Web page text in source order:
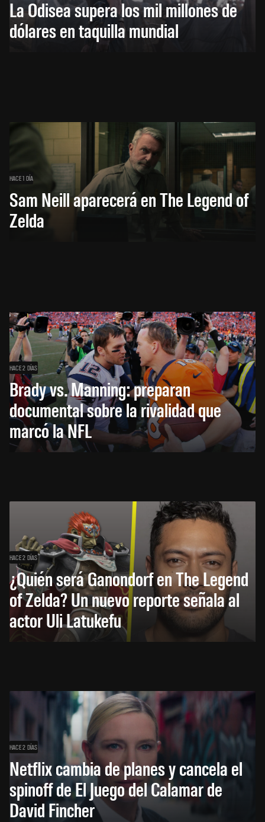
La Odisea supera los mil millones de
dólares en taquilla mundial
HACE 1 DÍA
Sam Neill aparecerá en The Legend of
Zelda
HACE 2 DÍAS
Brady vs. Manning: preparan
documental sobre la rivalidad que
marcó la NFL
HACE 2 DÍAS
¿Quién será Ganondorf en The Legend
of Zelda? Un nuevo reporte señala al
actor Uli Latukefu
HACE 2 DÍAS
Netflix cambia de planes y cancela el
spinoff de El Juego del Calamar de
David Fincher